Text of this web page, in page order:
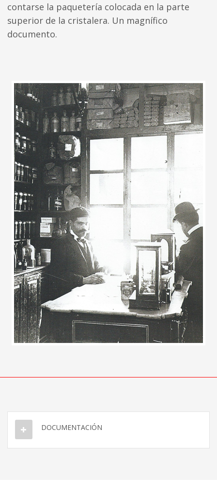
contarse la paquetería colocada en la parte
superior de la cristalera. Un magnífico
documento.
DOCUMENTACIÓN